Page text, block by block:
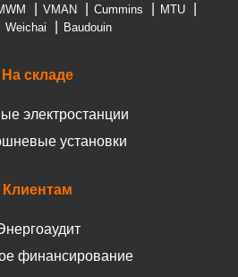
VMAN Cummins
MTU
Weichai Baudouin
На складе
электростанции
установки
Клиентам
финансирование